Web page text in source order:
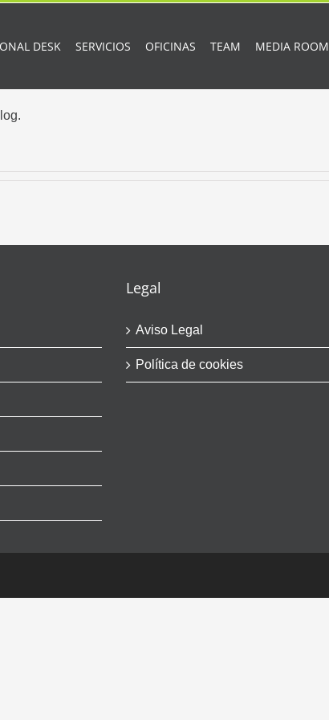
DESK SERVICIOS OFICINAS TEAM MEDIA ROOM
Legal
Aviso Legal
Política de cookies